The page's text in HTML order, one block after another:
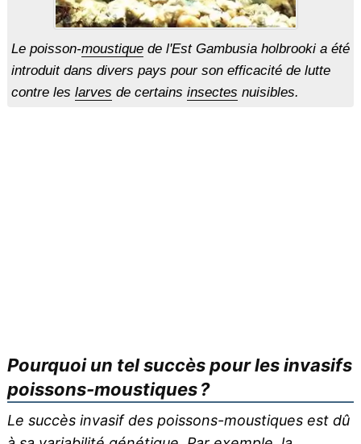
Le poisson-moustiquede l'Est Gambusia holbrookia été
introduit dans divers pays pour son efficacité de lutte
contre les larves de certains insectes nuisibles.
Pourquoi un tel succès pour les invasifs
poissons-moustiques ?
Le succès invasif des poissons-moustiques est dû